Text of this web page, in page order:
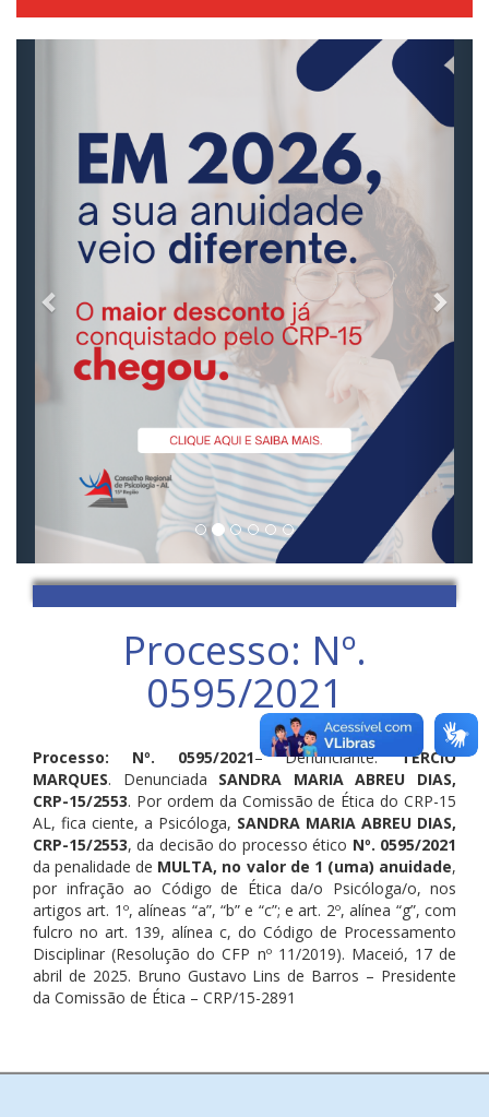
Processo: Nº.
0595/2021
Processo: Nº. 0595/2021– Denunciante:TÉRCIO
MARQUES. Denunciada SANDRA MARIA ABREU DIAS,
CRP-15/2553. Por ordem da Comissão de Ética do CRP-15
AL, fica ciente, a Psicóloga, SANDRA MARIA ABREU DIAS,
CRP-15/2553, da decisão do processo ético Nº. 0595/2021
da penalidade de MULTA, no valor de 1 (uma) anuidade,
por infração ao Código de Ética da/o Psicóloga/o, nos
artigos art. 1º, alíneas “a”, “b” e “c”; e art. 2º, alínea “g”, com
fulcro no art. 139, alínea c, do Código de Processamento
Disciplinar (Resolução do CFP nº 11/2019). Maceió, 17 de
abril de 2025. Bruno Gustavo Lins de Barros – Presidente
da Comissão de Ética – CRP/15-2891